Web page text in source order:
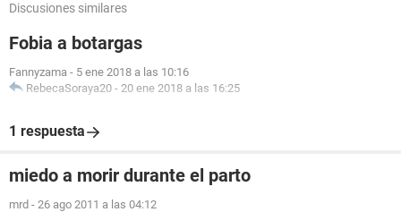
Discusiones similares
Fobia a botargas
Fannyzama - 5 ene 2018 a las 10:16
RebecaSoraya20 - 20 ene 2018 a las 16:25
1 respuesta
miedo a morir durante el parto
mrd - 26 ago 2011 a las 04:12